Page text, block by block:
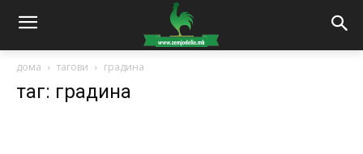
дома тагови градина
таг: градина